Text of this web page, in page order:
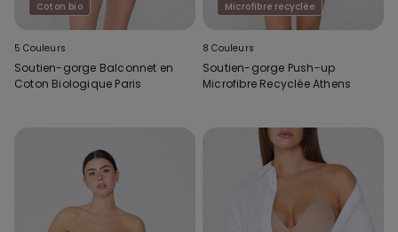
Coton bio
5 Couleurs
Soutien-gorge Balconnet en
Coton Biologique Paris
Microfibre recyclée
8 Couleurs
Soutien-gorge Push-up
Microfibre Recyclée Athens